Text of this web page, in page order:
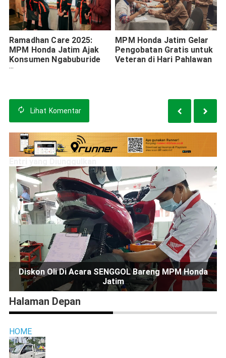
Ramadhan Care 2025:
MPM Honda Jatim Ajak
Konsumen Ngabuburide
dan Berbagi Kebahagiaan
MPM Honda Jatim Gelar
Pengobatan Gratis untuk
Veteran di Hari Pahlawan
Lihat Komentar
Diskon Oli Di Acara SENGGOL Bareng MPM Honda
Jatim
Halaman Depan
HOME